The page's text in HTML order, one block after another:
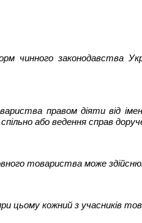
чинного законодавства
правом діяти від
або ведення справ
товариства може
цьому кожний з учасників